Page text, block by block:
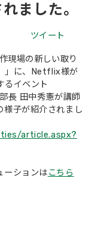
ました。
ツイート
現場の新しい取り
」に、Netflix様が
るイベント
長 田中秀憲が講師
様子が紹介されまし
article.aspx?
ーションはこちら